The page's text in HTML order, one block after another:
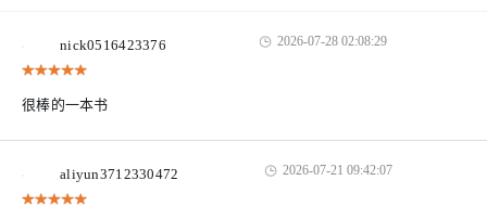
nick0516423376 2026-07-28 02:08:29
很棒的一本书
aliyun3712330472 2026-07-21 09:42:07